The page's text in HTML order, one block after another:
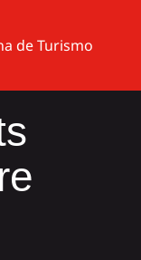
de Turismo